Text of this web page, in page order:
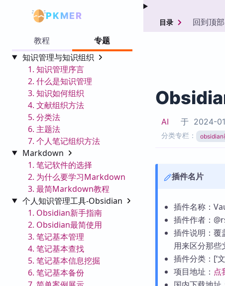
PKMER
教程
专题
知识管理与知识组织
1. 知识管理序言
2. 什么是知识管理
3. 知识如何组织
4. 文献组织方法
5. 分类法
6. 主题法
7. 个人笔记组织方法
Markdown
1. 笔记软件的选择
2. 为什么要学习Markdown
3. 最简Markdown教程
个人知识管理工具-Obsidian
1. Obsidian新手指南
2. Obsidian最简使用
3. 笔记基本管理
4. 笔记基本查找
5. 笔记基本信息挖掘
6. 笔记基本备份
目录 回到顶部
AI 于 2024-
分类专栏： obsidian
插件名片
插件名称：
插件作者：
插件说明：覆
用来区分那些
插件分类：[‘
项目地址： 点